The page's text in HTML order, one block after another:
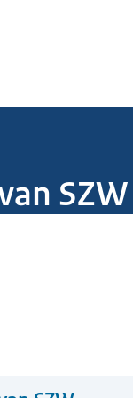
SZW